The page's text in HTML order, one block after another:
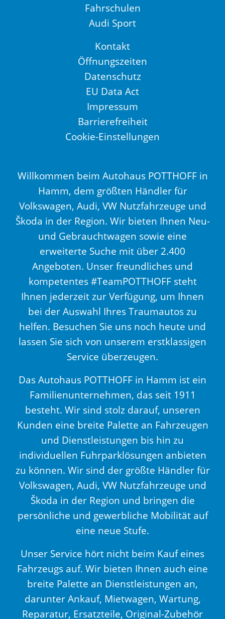
Fahrschulen
Audi Sport
Kontakt
Öffnungszeiten
Datenschutz
EU Data Act
Impressum
Barrierefreiheit
Cookie-Einstellungen
Willkommen beim Autohaus POTTHOFF in
Hamm, dem größten Händler für
Volkswagen, Audi, VW Nutzfahrzeuge und
Škoda in der Region. Wir bieten Ihnen Neu-
und Gebrauchtwagen sowie eine
erweiterte Suche mit über 2.400
Angeboten. Unser freundliches und
kompetentes #TeamPOTTHOFF steht
Ihnen jederzeit zur Verfügung, um Ihnen
bei der Auswahl Ihres Traumautos zu
helfen. Besuchen Sie uns noch heute und
lassen Sie sich von unserem erstklassigen
Service überzeugen.
Das Autohaus POTTHOFF in Hamm ist ein
Familienunternehmen, das seit 1911
besteht. Wir sind stolz darauf, unseren
Kunden eine breite Palette an Fahrzeugen
und Dienstleistungen bis hin zu
individuellen Fuhrparklösungen anbieten
zu können. Wir sind der größte Händler für
Volkswagen, Audi, VW Nutzfahrzeuge und
Škoda in der Region und bringen die
persönliche und gewerbliche Mobilität auf
eine neue Stufe.
Unser Service hört nicht beim Kauf eines
Fahrzeugs auf. Wir bieten Ihnen auch eine
breite Palette an Dienstleistungen an,
darunter Ankauf, Mietwagen, Wartung,
Reparatur, Ersatzteile, Original-Zubehör